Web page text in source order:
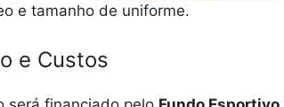
e tamanho de uniforme.
e Custos